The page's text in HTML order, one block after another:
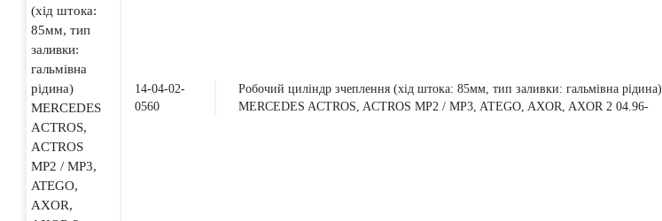
14-04-02-
0560
Робочий циліндр зчеплення (хід штока: 85мм, тип заливки: гальмівна рідина)
MERCEDES ACTROS, ACTROS MP2 / MP3, ATEGO, AXOR, AXOR 2 04.96-